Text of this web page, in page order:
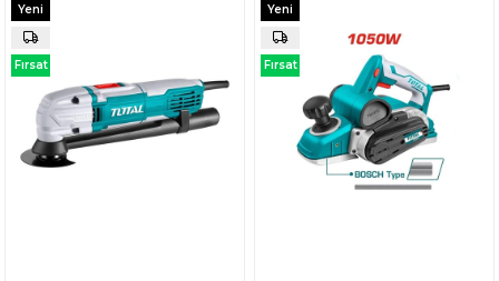
Yeni
Ürün
Fırsat
Yeni
Ürün
Fırsat